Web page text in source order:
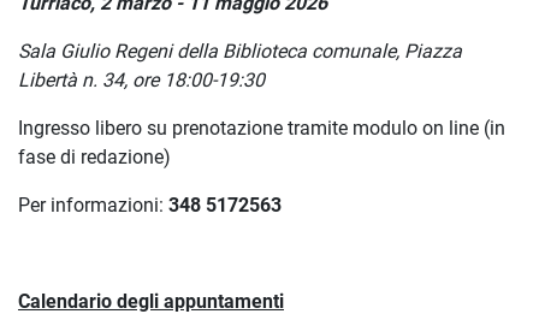
Sala Giulio Regeni della Biblioteca comunale, Piazza
Libertà n. 34, ore 18:00-19:30
Ingresso libero su prenotazione tramite modulo on line (in
fase di redazione)
Per informazioni: 348 5172563
Calendario degli appuntamenti